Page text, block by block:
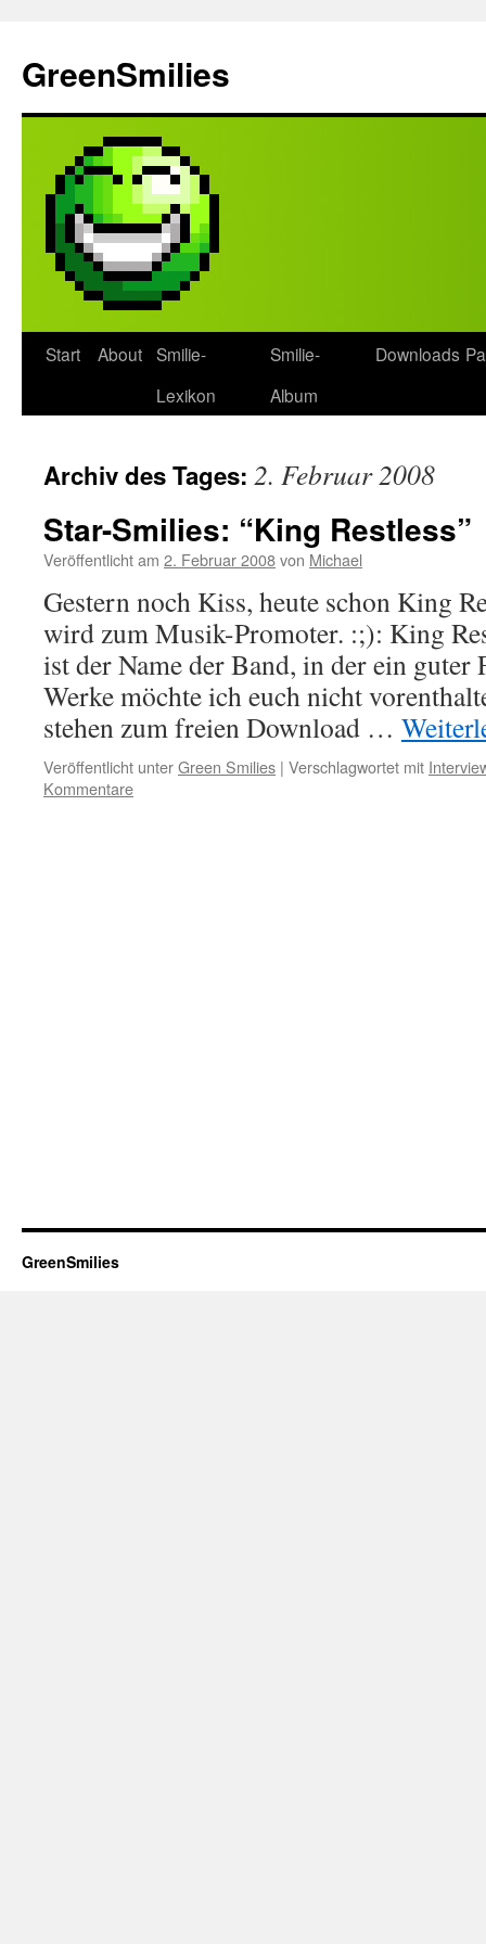
springen
GreenSmilies
Start About Smilie-
Lexikon
Smilie-
Album
Downloads
Archiv des Tages: 2. Februar 2008
Star-Smilies: “King Restless”
Veröffentlicht am 2. Februar 2008von Michael
Gestern noch Kiss, heute schon King
wird zum Musik-Promoter. :;): King
ist der Name der Band, in der ein
Werke möchte ich euch nicht
stehen zum freien Download …
Veröffentlicht unterGreen Smilies | Verschlagwortet mit
Kommentare
GreenSmilies